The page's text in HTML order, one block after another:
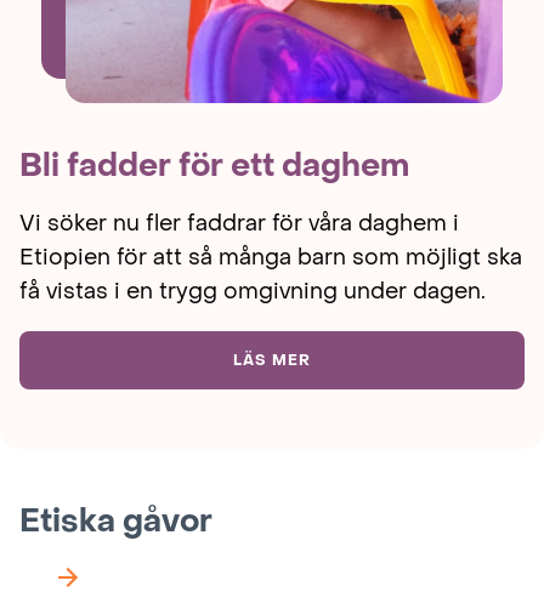
Bli fadder för ett daghem
Vi söker nu fler faddrar för våra daghem i
Etiopien för att så många barn som möjligt ska
få vistas i en trygg omgivning under dagen.
LÄS MER
Etiska gåvor
Nästa